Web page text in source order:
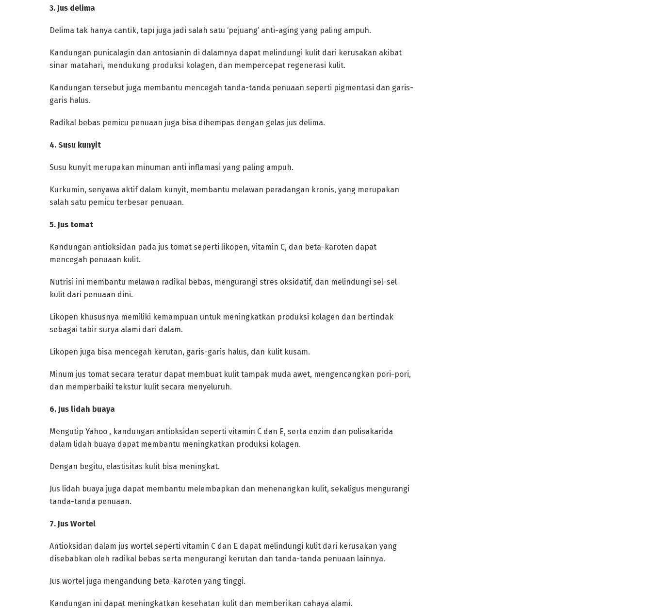
‎3. Jus delima
‎Delima tak hanya cantik, tapi juga jadi salah satu ‘pejuang’ anti-aging yang paling ampuh.
Kandungan punicalagin dan antosianin di dalamnya dapat melindungi kulit dari kerusakan akibat
sinar matahari, mendukung produksi kolagen, dan mempercepat regenerasi kulit.
‎Kandungan tersebut juga membantu mencegah tanda-tanda penuaan seperti pigmentasi dan garis-
garis halus.
Radikal bebas pemicu penuaan juga bisa dihempas dengan gelas jus delima.
‎4. Susu kunyit
‎Susu kunyit merupakan minuman anti inflamasi yang paling ampuh.
Kurkumin, senyawa aktif dalam kunyit, membantu melawan peradangan kronis, yang merupakan
salah satu pemicu terbesar penuaan.
‎5. Jus tomat
‎Kandungan antioksidan pada jus tomat seperti likopen, vitamin C, dan beta-karoten dapat
mencegah penuaan kulit.
Nutrisi ini membantu melawan radikal bebas, mengurangi stres oksidatif, dan melindungi sel-sel
kulit dari penuaan dini.
‎Likopen khususnya memiliki kemampuan untuk meningkatkan produksi kolagen dan bertindak
sebagai tabir surya alami dari dalam.
Likopen juga bisa mencegah kerutan, garis-garis halus, dan kulit kusam.
‎Minum jus tomat secara teratur dapat membuat kulit tampak muda awet, mengencangkan pori-pori,
dan memperbaiki tekstur kulit secara menyeluruh.
‎6. Jus lidah buaya
‎Mengutip Yahoo , kandungan antioksidan seperti vitamin C dan E, serta enzim dan polisakarida
dalam lidah buaya dapat membantu meningkatkan produksi kolagen.
Dengan begitu, elastisitas kulit bisa meningkat.
‎Jus lidah buaya juga dapat membantu melembapkan dan menenangkan kulit, sekaligus mengurangi
tanda-tanda penuaan.
‎7. Jus Wortel
‎Antioksidan dalam jus wortel seperti vitamin C dan E dapat melindungi kulit dari kerusakan yang
disebabkan oleh radikal bebas serta mengurangi kerutan dan tanda-tanda penuaan lainnya.
‎Jus wortel juga mengandung beta-karoten yang tinggi.
Kandungan ini dapat meningkatkan kesehatan kulit dan memberikan cahaya alami.